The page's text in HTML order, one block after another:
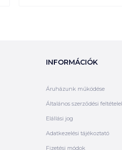
INFORMÁCIÓK
Áruházunk működése
Általános szerződési
Elállási jog
Adatkezelési tájékoztató
Fizetési módok